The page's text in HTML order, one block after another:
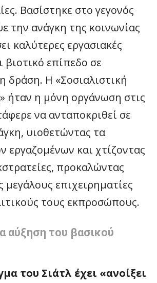
Βασίστηκε στο γεγονός
την ανάγκη της κοινωνίας
καλύτερες εργασιακές
βιοτικό επίπεδο σε
δράση. Η «Σοσιαλιστική
ήταν η μόνη οργάνωση στις
να ανταποκριθεί σε
υιοθετώντας τα
εργαζομένων και χτίζοντας
προκαλώντας
μεγάλους επιχειρηματίες
τους εκπροσώπους.
αύξηση του βασικού
του Σιάτλ έχει «ανοίξει